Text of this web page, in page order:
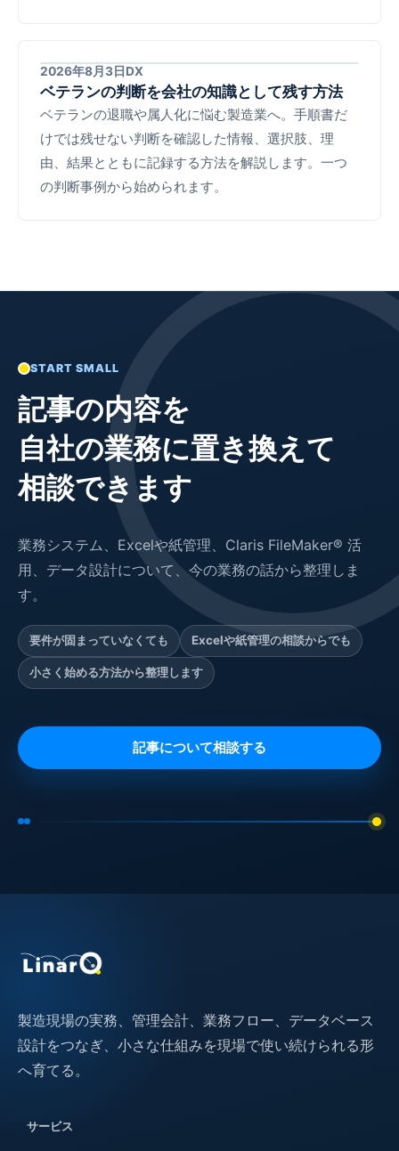
2026年8月3日 DX
ベテランの判断を会社の知識として残す方法
ベテランの退職や属人化に悩む製造業へ。手順書だ
けでは残せない判断を確認した情報、選択肢、理
由、結果とともに記録する方法を解説します。一つ
の判断事例から始められます。
START SMALL
記事の内容を
自社の業務に置き換えて
相談できます
業務システム、Excelや紙管理、Claris FileMaker® 活
用、データ設計について、今の業務の話から整理しま
す。
要件が固まっていなくても Excelや紙管理の相談からでも
小さく始める方法から整理します
記事について相談する
製造現場の実務、管理会計、業務フロー、データベース
設計をつなぎ、小さな仕組みを現場で使い続けられる形
へ育てる。
サービス